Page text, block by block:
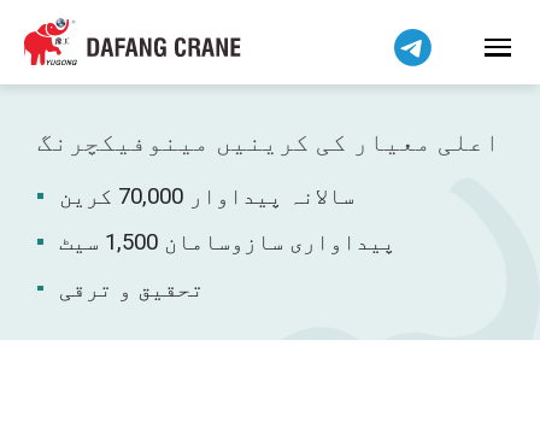
اعلی معیار کی کرینیں مینوفیکچرنگ
سالانہ پیداوار 70,000 کرین
پیداواری سازوسامان 1,500 سیٹ
تحقیق و ترقی
हिन्दी
Bahasa Indonesia
Bahasa Melayu
简体中文
বাংলা
فارسی
Pilipino